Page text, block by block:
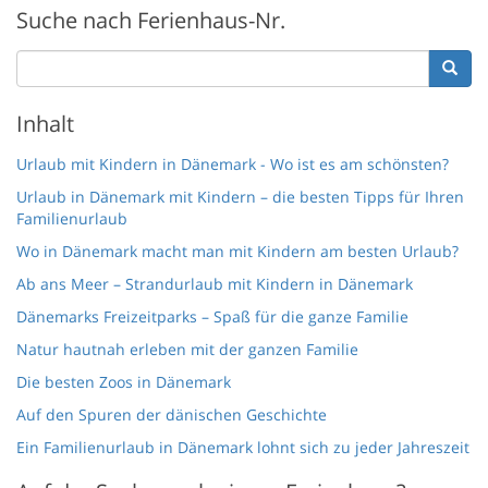
Suche nach Ferienhaus-Nr.
Inhalt
Urlaub mit Kindern in Dänemark - Wo ist es am schönsten?
Urlaub in Dänemark mit Kindern – die besten Tipps für Ihren
Familienurlaub
Wo in Dänemark macht man mit Kindern am besten Urlaub?
Ab ans Meer – Strandurlaub mit Kindern in Dänemark
Dänemarks Freizeitparks – Spaß für die ganze Familie
Natur hautnah erleben mit der ganzen Familie
Die besten Zoos in Dänemark
Auf den Spuren der dänischen Geschichte
Ein Familienurlaub in Dänemark lohnt sich zu jeder Jahreszeit